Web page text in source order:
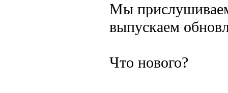
Мы
выпускаем
Что нового?